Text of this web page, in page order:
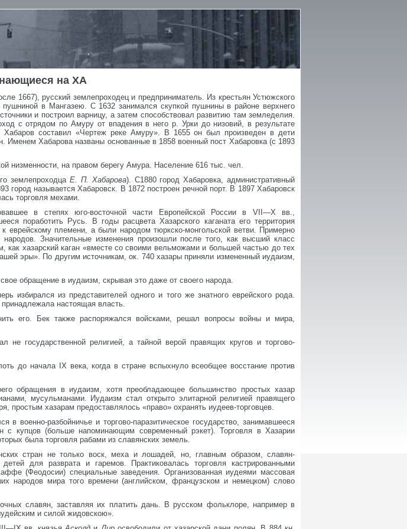
на ХА
1667), русский землепроходец и предприниматель. Из крестьян Устюжского
в Мангазею. С 1632 занимался скупкой пушнины в районе верхнего
и построил варницу, а затем способствовал развитию там земледелия.
с отрядом по Амуру от впадения в него р. Урки до низовий, в результате
Хабаров составил «Чертеж реке Амуру». В 1655 он был произведен в дети
Именем Хабарова названы основанные в 1858 военный пост Хабаровка (с 1893
низменности, на правом берегу Амура. Население 616 тыс. чел.
землепроходца Е. П. Хабарова). С1880 город Хабаровка, административный
город называется Хабаровск. В 1872 построен речной порт. В 1897 Хабаровск
торговля мехами.
в степях юго-восточной части Европейской России в VII—X вв.,
поработить Русь. В годы расцвета Хазарского каганата его территория
еврейскому племени, а были народом тюркско-монгольской ветви. Примерно
Значительные изменения произошли после того, как высший класс
хазарский каган «вместе со своими вельможами и большей частью до тех
эры». По другим источникам, ок. 740 хазары приняли измененный иудаизм,
обращение в иудаизм, скрывая это даже от своего народа.
избирался из представителей одного и того же знатного еврейского рода.
настоящая власть.
его. Бек также распоряжался войсками, решал вопросы войны и мира,
государственной религией, а тайной верой правящих кругов и торгово-
до начала IX века, когда в стране вспыхнуло всеобщее восстание против
обращения в иудаизм, хотя преобладающее большинство простых хазар
мусульманами. Иудаизм стал открыто элитарной религией правящего
простым хазарам предоставлялось «право» охранять иудеев-торговцев.
в военно-разбойничье и торгово-паразитическое государство, занимавшееся
с купцов (больше напоминающим современный рэкет). Торговля в Хазарии
была торговля рабами из славянских земель.
стран не только воск, меха и лошадей, но, главным образом, славян-
для разврата и гаремов. Практиковалась торговля кастрированными
(Феодосии) специальные заведения. Организованная иудеями массовая
народов мира того времени (английском, французском и немецком) слово
славян, заставляя их платить дань. В русском фольклоре, например в
и силой жидовскою».